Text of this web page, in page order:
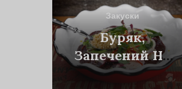
Закуски
Буряк,
Запечений На
Солі Від Funny